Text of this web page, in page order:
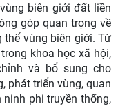
biên giới đất liền
góp quan trọng về
thể vùng biên giới. Từ
khoa học xã hội,
và bổ sung cho
phát triển vùng, quan
ninh phi truyền thống,